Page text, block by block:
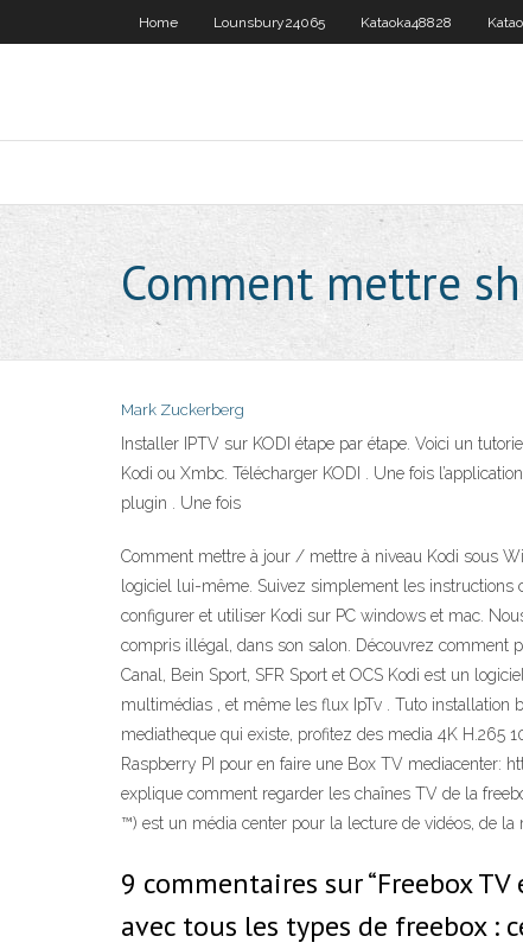
Home Lounsbury24065 Kataoka48828
Comment mettre
Mark Zuckerberg
Installer IPTV sur KODI étape par étape. Voici un
Kodi ou Xmbc. Télécharger KODI . Une fois
plugin . Une fois
Comment mettre à jour / mettre à niveau Kodi sous
logiciel lui-même. Suivez simplement les instructions
configurer et utiliser Kodi sur PC windows et mac.
compris illégal, dans son salon. Découvrez comment
Canal, Bein Sport, SFR Sport et OCS Kodi est un
multimédias , et même les flux IpTv . Tuto installation
mediatheque qui existe, profitez des media 4K H.265
Raspberry PI pour en faire une Box TV mediacenter:
explique comment regarder les chaînes TV de la
™) est un média center pour la lecture de vidéos, de
9 commentaires sur “Freebox
avec tous les types de freebox :